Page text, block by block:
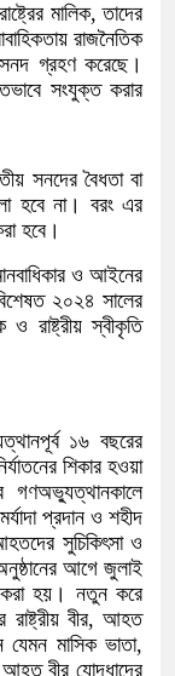
মালিক, তাদের
রাজনৈতিক
গ্রহণ করেছে।
সংযুক্ত করার
সনদের বৈধতা বা
হবে না। বরং এর
হবে।
ও আইনের
২০২৪ সালের
ও রাষ্ট্রীয় স্বীকৃতি
১৬ বছরের
শিকার হওয়া
গণঅভ্যুত্থানকালে
প্রদান ও শহীদ
সুচিকিৎসা ও
আগে জুলাই
করা হয়। নতুন করে
বীর, আহত
মাসিক ভাতা,
আহত বীর যোদ্ধাদের